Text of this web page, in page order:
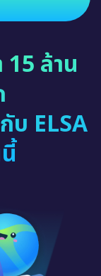
ล้าน
บ ELSA